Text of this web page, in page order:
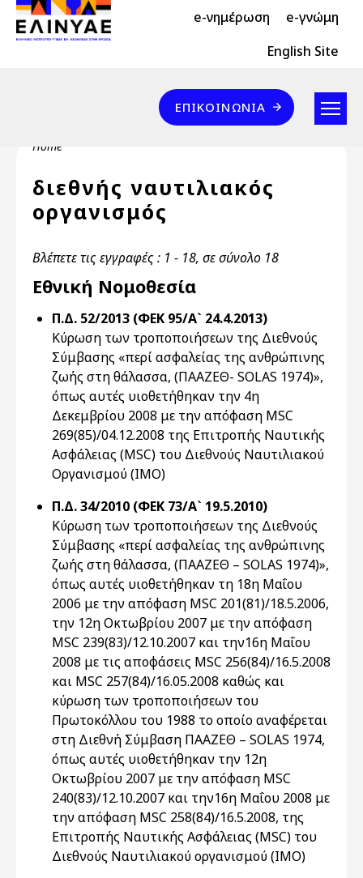
Skip to main content
Header Top 2 e-νημέρωση e-γνώμη
Header Top English Site
Επικοινωνία
ΕΠΙΚΟΙΝΩΝΊΑ
Breadcrumb
Home
διεθνής ναυτιλιακός
οργανισμός
Βλέπετε τις εγγραφές : 1 - 18, σε σύνολο 18
Εθνική Νομοθεσία
Π.Δ. 52/2013 (ΦΕΚ 95/Α` 24.4.2013)
Κύρωση των τροποποιήσεων της Διεθνούς
Σύμβασης «περί ασφαλείας της ανθρώπινης
ζωής στη θάλασσα, (ΠΑΑΖΕΘ- SOLAS 1974)»,
όπως αυτές υιοθετήθηκαν την 4η
Δεκεμβρίου 2008 με την απόφαση MSC
269(85)/04.12.2008 της Επιτροπής Ναυτικής
Ασφάλειας (MSC) του Διεθνούς Ναυτιλιακού
Οργανισμού (IMO)
Π.Δ. 34/2010 (ΦΕΚ 73/Α` 19.5.2010)
Κύρωση των τροποποιήσεων της Διεθνούς
Σύμβασης «περί ασφαλείας της ανθρώπινης
ζωής στη θάλασσα, (ΠΑΑΖΕΘ – SOLAS 1974)»,
όπως αυτές υιοθετήθηκαν τη 18η Μαΐου
2006 με την απόφαση MSC 201(81)/18.5.2006,
την 12η Οκτωβρίου 2007 με την απόφαση
MSC 239(83)/12.10.2007 και την16η Μαΐου
2008 με τις αποφάσεις MSC 256(84)/16.5.2008
και MSC 257(84)/16.05.2008 καθώς και
κύρωση των τροποποιήσεων του
Πρωτοκόλλου του 1988 το οποίο αναφέρεται
στη Διεθνή Σύμβαση ΠΑΑΖΕΘ – SOLAS 1974,
όπως αυτές υιοθετήθηκαν την 12η
Οκτωβρίου 2007 με την απόφαση MSC
240(83)/12.10.2007 και την16η Μαΐου 2008 με
την απόφαση MSC 258(84)/16.5.2008, της
Επιτροπής Ναυτικής Ασφάλειας (MSC) του
Διεθνούς Ναυτιλιακού οργανισμού (IMO)